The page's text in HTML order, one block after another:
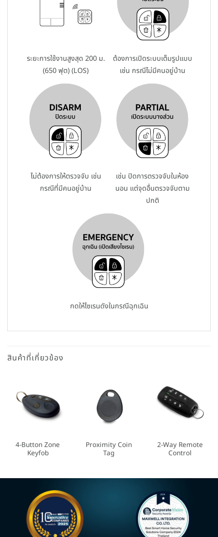
ระยะการใช้งานสูงสุด 200 ม.
(650 ฟุต) (LOS)
ต้องการเปิดระบบเต็มรูปแบบ
เช่น กรณีไม่มีคนอยู่บ้าน
ไม่ต้องการให้ตรวจจับ เช่น
กรณีที่มีคนอยู่บ้าน
เช่น ปิดการตรวจจับในห้อง
นอน แต่จุดอื่นตรวจจับตาม
ปกติ
กดให้ไซเรนดังในกรณีฉุกเฉิน
สินค้าที่เกี่ยวข้อง
4-Button Zone
Keyfob
Proximity Coin
Tag
2-Way Remote
Control